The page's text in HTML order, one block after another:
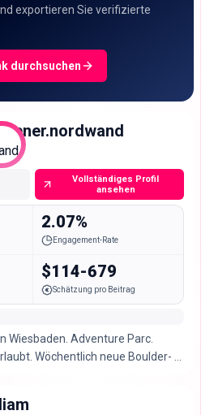
exportieren Sie verifizierte
durchsuchen
Vollständiges Profil
ansehen
2.07%
Engagement-Rate
$114-679
Schätzung pro Beitrag
Wiesbaden. Adventure Parc.
Wöchentlich neue Boulder- &